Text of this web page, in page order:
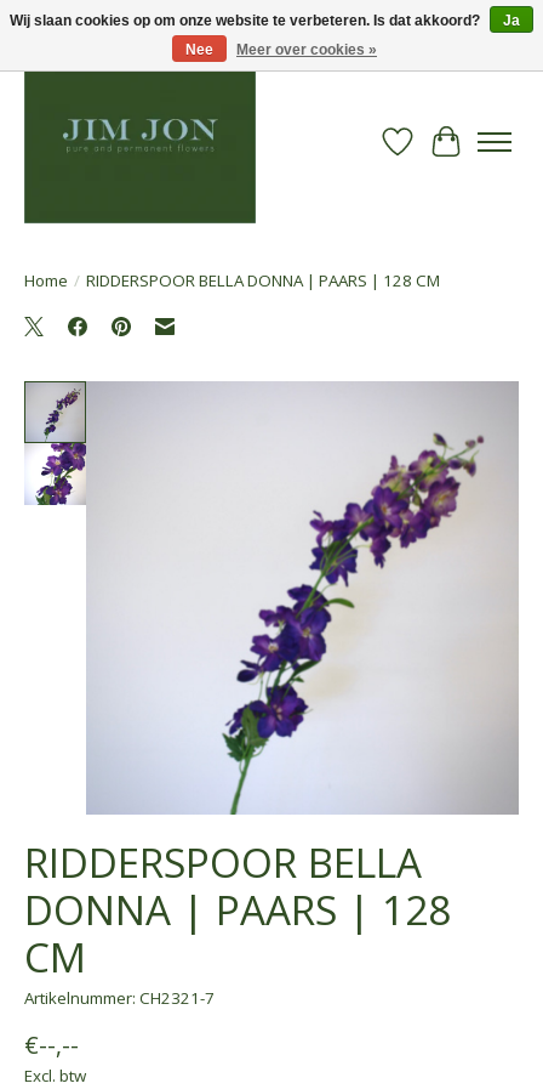
Verlanglijst
Home / RIDDERSPOOR BELLA DONNA | PAARS | 128 CM
RIDDERSPOOR BELLA
DONNA | PAARS | 128
CM
Artikelnummer: CH2321-7
€--,--
Excl. btw
Wij slaan cookies op om onze website te verbeteren. Is dat akkoord?
Ja
Nee
Meer over cookies »